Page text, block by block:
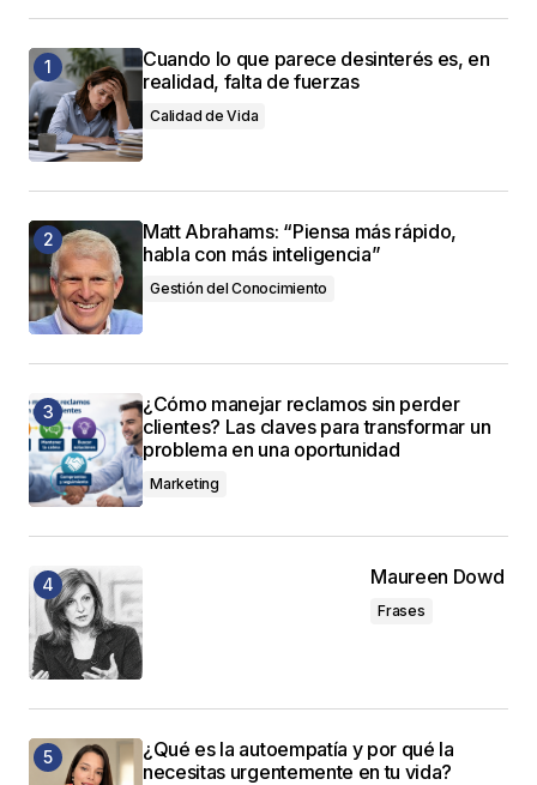
Cuando lo que parece desinterés es, en
realidad, falta de fuerzas
Calidad de Vida
Matt Abrahams: “Piensa más rápido,
habla con más inteligencia”
Gestión del Conocimiento
¿Cómo manejar reclamos sin perder
clientes? Las claves para transformar un
problema en una oportunidad
Marketing
Maureen Dowd
Frases
¿Qué es la autoempatía y por qué la
necesitas urgentemente en tu vida?